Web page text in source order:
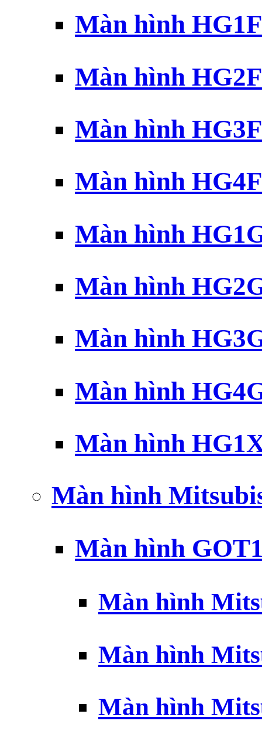
Màn hình
Màn hình
Màn hình
Màn hình
Màn hình
Màn hình
Màn hình
Màn hình
Màn hình
Màn hình
Màn hình
Màn hình
Màn hình
Màn hình